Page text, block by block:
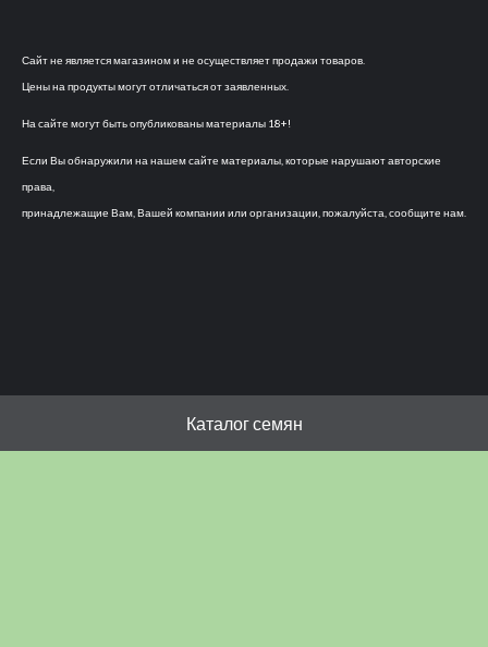
Сайт не является магазином и не осуществляет продажи товаров.
Цены на продукты могут отличаться от заявленных.
На сайте могут быть опубликованы материалы 18+!
Если Вы обнаружили на нашем сайте материалы, которые нарушают авторские
права,
принадлежащие Вам, Вашей компании или организации, пожалуйста, сообщите нам.
Каталог семян